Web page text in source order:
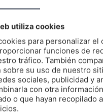
solucionar
en los
de solucionar este
de Domus Dental. En
para solucionar
utiliza cookies
para personalizar el
funciones de
tráfico. También
sobre su uso de nuestro
sociales, publicidad y
con otra
o que hayan recopilado